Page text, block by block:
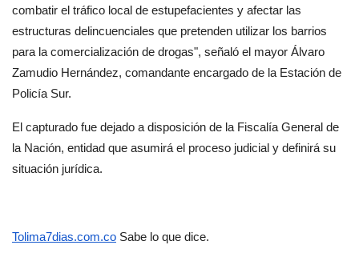
combatir el tráfico local de estupefacientes y afectar las
estructuras delincuenciales que pretenden utilizar los barrios
para la comercialización de drogas", señaló el mayor Álvaro
Zamudio Hernández, comandante encargado de la Estación de
Policía Sur.
El capturado fue dejado a disposición de la Fiscalía General de
la Nación, entidad que asumirá el proceso judicial y definirá su
situación jurídica.
Tolima7dias.com.co Sabe lo que dice.